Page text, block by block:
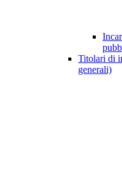
Titolari di
generali)